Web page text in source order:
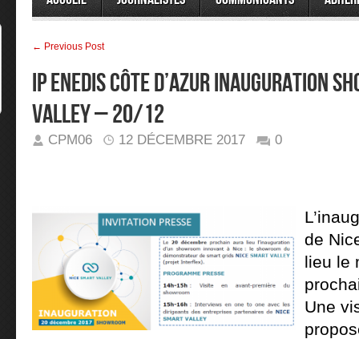
← Previous Post
IP ENEDIS CÔTE D’AZUR INAUGURATION
VALLEY – 20/12
CPM06 12 DÉCEMBRE 2017 0
de
lieu le
Une